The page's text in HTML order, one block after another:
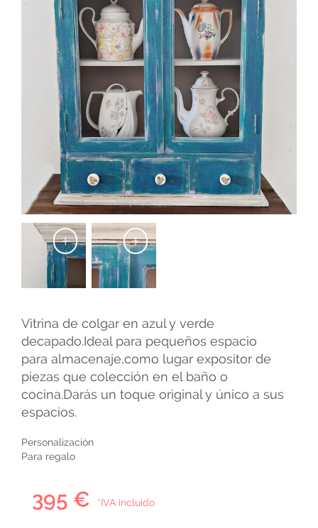
+ +
Vitrina de colgar en azul y verde
decapado.Ideal para pequeños espacio
para almacenaje,como lugar expositor de
piezas que colección en el baño o
cocina.Darás un toque original y único a sus
espacios.
Personalización
Para regalo
395 € *IVA incluido